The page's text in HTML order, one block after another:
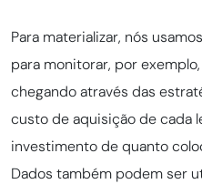
Para materializar, nós
para monitorar, por
chegando através das
custo de aquisição de cada
investimento de quanto
Dados também podem ser